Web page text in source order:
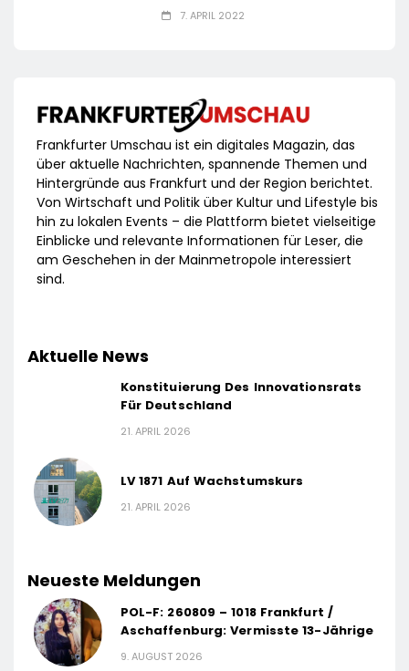
7. APRIL 2022
Frankfurter Umschau ist ein digitales Magazin, das
über aktuelle Nachrichten, spannende Themen und
Hintergründe aus Frankfurt und der Region berichtet.
Von Wirtschaft und Politik über Kultur und Lifestyle bis
hin zu lokalen Events – die Plattform bietet vielseitige
Einblicke und relevante Informationen für Leser, die
am Geschehen in der Mainmetropole interessiert
sind.
Aktuelle News
Konstituierung Des Innovationsrats
Für Deutschland
21. APRIL 2026
LV 1871 Auf Wachstumskurs
21. APRIL 2026
Neueste Meldungen
POL-F: 260809 – 1018 Frankfurt /
Aschaffenburg: Vermisste 13-Jährige
9. AUGUST 2026